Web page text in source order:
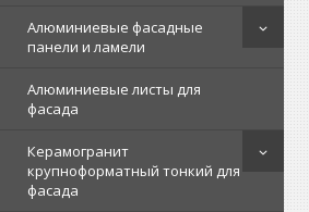
Алюминиевые фасадные
панели и ламели
Алюминиевые листы для
фасада
Керамогранит
крупноформатный тонкий для
фасада